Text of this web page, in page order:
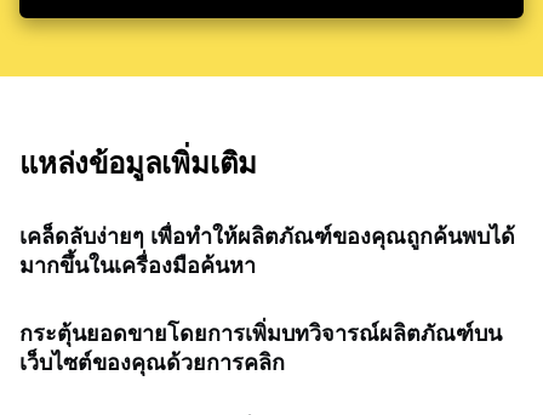
แหล่งข้อมูลเพิ่มเติม
เคล็ดลับง่ายๆ เพื่อทำให้ผลิตภัณฑ์ของคุณถูกค้นพบได้
มากขึ้นในเครื่องมือค้นหา
กระตุ้นยอดขายโดยการเพิ่มบทวิจารณ์ผลิตภัณฑ์บน
เว็บไซต์ของคุณด้วยการคลิก